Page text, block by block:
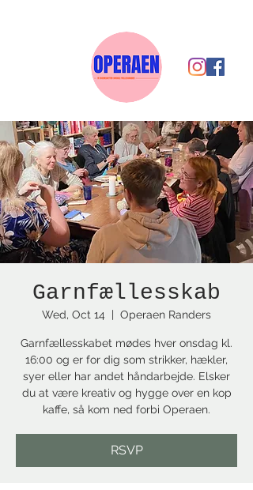
Garnfællesskab
Wed, Oct 14
  |
Operaen Randers
Garnfællesskabet mødes hver onsdag kl.
16:00 og er for dig som strikker, hækler,
syer eller har andet håndarbejde. Elsker
du at være kreativ og hygge over en kop
kaffe, så kom ned forbi Operaen.
RSVP